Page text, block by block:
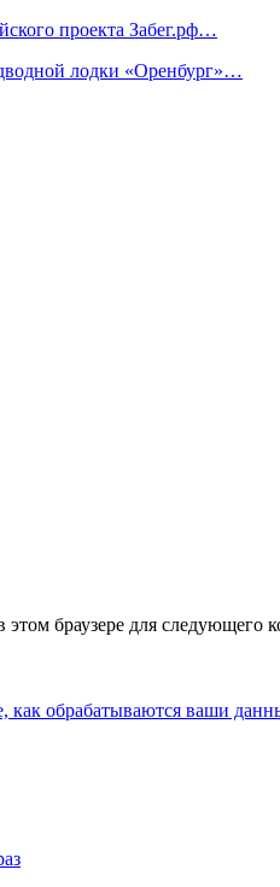
проекта Забег.рф…
лодки «Оренбург»…
браузере для следующего
как обрабатываются ваши